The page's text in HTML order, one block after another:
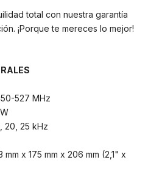
total con nuestra garantía
¡Porque te mereces lo mejor!
527 MHz
20, 25 kHz
x 175 mm x 206 mm (2,1" x